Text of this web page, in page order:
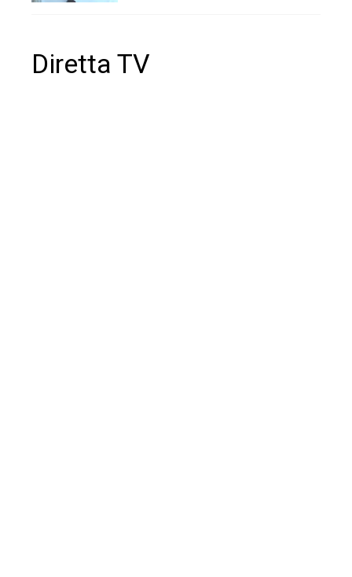
Diretta TV